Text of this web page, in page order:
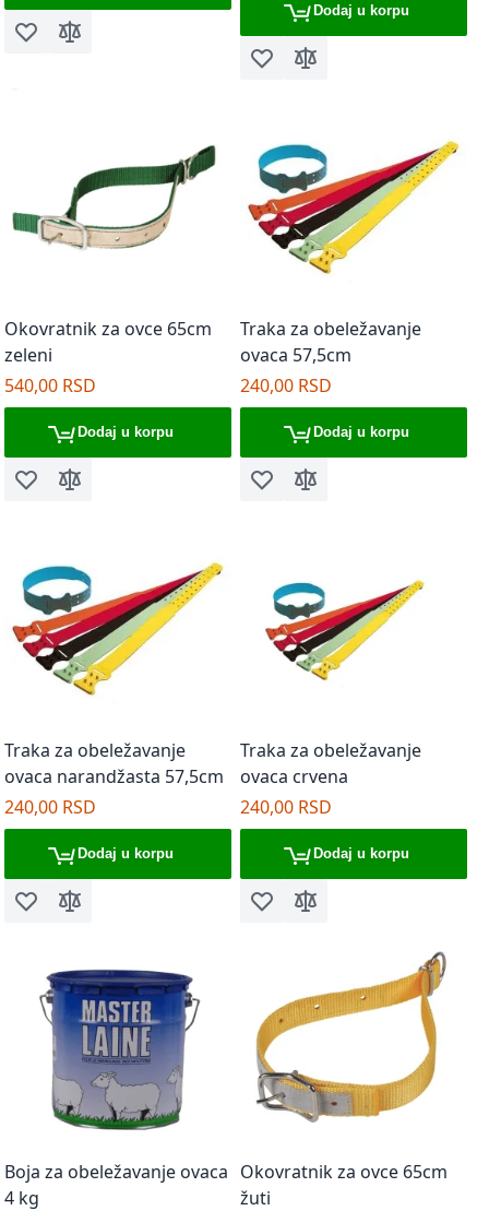
Dodaj u listu želja
Dodaj za poređenje
Dodaj u korpu
Dodaj u listu želja
Dodaj za poređenje
Okovratnik za ovce 65cm
zeleni
540,00 RSD
Dodaj u korpu
Dodaj u listu želja
Dodaj za poređenje
Traka za obeležavanje
ovaca 57,5cm
240,00 RSD
Dodaj u korpu
Dodaj u listu želja
Dodaj za poređenje
Traka za obeležavanje
ovaca narandžasta 57,5cm
240,00 RSD
Dodaj u korpu
Dodaj u listu želja
Dodaj za poređenje
Traka za obeležavanje
ovaca crvena
240,00 RSD
Dodaj u korpu
Dodaj u listu želja
Dodaj za poređenje
Boja za obeležavanje ovaca
4 kg
Okovratnik za ovce 65cm
žuti